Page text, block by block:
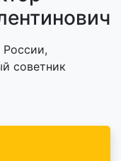
советник